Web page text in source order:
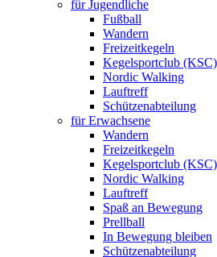
für Jugendliche
Fußball
Wandern
Freizeitkegeln
Kegelsportclub
Nordic Walking
Lauftreff
Schützenabteilung
für Erwachsene
Wandern
Freizeitkegeln
Kegelsportclub
Nordic Walking
Lauftreff
Spaß an Bewegung
Prellball
In Bewegung bleiben
Schützenabteilung